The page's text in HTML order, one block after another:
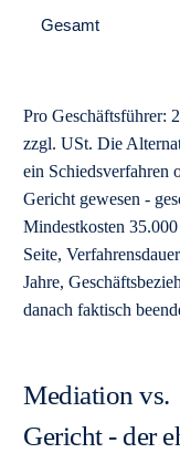
Gesamt
Pro Geschäftsführer:
zzgl. USt. Die
ein Schiedsverfahren
Gericht gewesen -
Mindestkosten
Seite,
Jahre,
danach faktisch
Mediation vs.
Gericht - der